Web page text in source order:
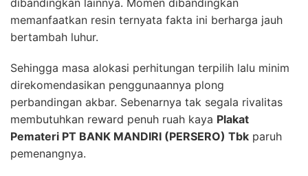
memanfaatkan resin ternyata fakta ini berharga jauh
bertambah luhur.
Sehingga masa alokasi perhitungan terpilih lalu minim
direkomendasikan penggunaannya plong
perbandingan akbar. Sebenarnya tak segala rivalitas
membutuhkan reward penuh ruah kaya Plakat
Pemateri PT BANK MANDIRI (PERSERO) Tbk paruh
pemenangnya.